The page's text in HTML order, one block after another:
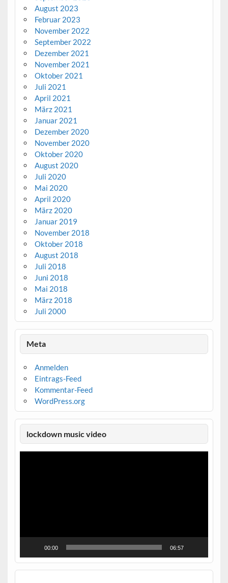
August 2023
Februar 2023
November 2022
September 2022
Dezember 2021
November 2021
Oktober 2021
Juli 2021
April 2021
März 2021
Januar 2021
Dezember 2020
November 2020
Oktober 2020
August 2020
Juli 2020
Mai 2020
April 2020
März 2020
Januar 2019
November 2018
Oktober 2018
August 2018
Juli 2018
Juni 2018
Mai 2018
März 2018
Juli 2000
Meta
Anmelden
Eintrags-Feed
Kommentar-Feed
WordPress.org
lockdown music video
00:00 06:57